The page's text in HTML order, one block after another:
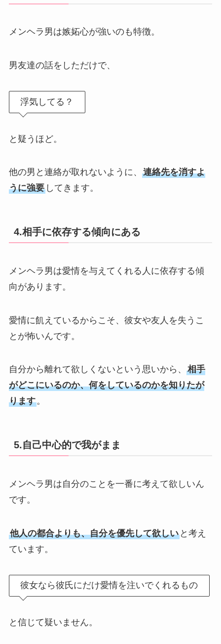
メンヘラ男は嫉妬心が強いのも特徴。
男友達の話をしただけで、
浮気してる？
と疑うほど。
他の男と連絡が取れないように、 連絡先を消すよ
うに強要してきます。
4.相手に依存する傾向にある
メンヘラ男は愛情を与えてくれる人に依存する傾
向があります。
愛情に飢えているからこそ、彼女や友人を失うこ
とが怖いんです。
自分から離れて欲しくないという思いから、 相手
がどこにいるのか、何をしているのかを知りたが
ります。
5.自己中心的で我がまま
メンヘラ男は自分のことを一番に考えて欲しいん
です。
他人の都合よりも、自分を優先して欲しいと考え
ています。
彼女なら彼氏にだけ愛情を注いでくれるもの
と信じて疑いません。